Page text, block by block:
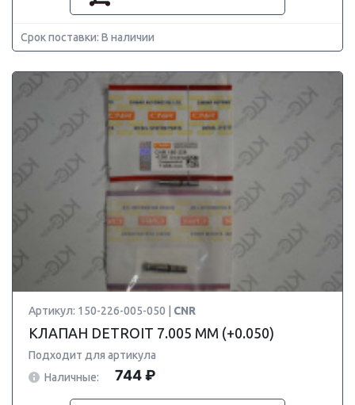
Срок поставки: В наличии
Артикул: 150-226-005-050 | CNR
КЛАПАН DETROIT 7.005 ММ (+0.050)
Подходит для артикула
Наличные:
744 ₽